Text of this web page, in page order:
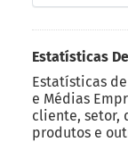
Estatísticas
Estatísticas
e Médias
cliente, setor,
produtos e